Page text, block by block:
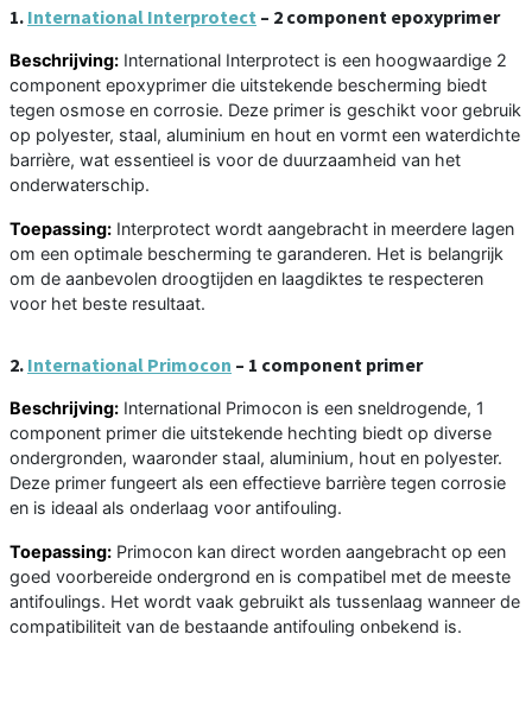
1. International Interprotect – 2 component epoxyprimer
Beschrijving: International Interprotect is een hoogwaardige 2
component epoxyprimer die uitstekende bescherming biedt
tegen osmose en corrosie. Deze primer is geschikt voor gebruik
op polyester, staal, aluminium en hout en vormt een waterdichte
barrière, wat essentieel is voor de duurzaamheid van het
onderwaterschip.
Toepassing: Interprotect wordt aangebracht in meerdere lagen
om een optimale bescherming te garanderen. Het is belangrijk
om de aanbevolen droogtijden en laagdiktes te respecteren
voor het beste resultaat.
2. International Primocon – 1 component primer
Beschrijving: International Primocon is een sneldrogende, 1
component primer die uitstekende hechting biedt op diverse
ondergronden, waaronder staal, aluminium, hout en polyester.
Deze primer fungeert als een effectieve barrière tegen corrosie
en is ideaal als onderlaag voor antifouling.
Toepassing: Primocon kan direct worden aangebracht op een
goed voorbereide ondergrond en is compatibel met de meeste
antifoulings. Het wordt vaak gebruikt als tussenlaag wanneer de
compatibiliteit van de bestaande antifouling onbekend is.